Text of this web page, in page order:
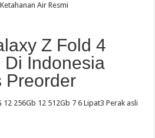
Air Resmi
Z Fold 4
Di Indonesia
Preorder
256Gb 12 512Gb 7 6 Lipat3 Perak asli